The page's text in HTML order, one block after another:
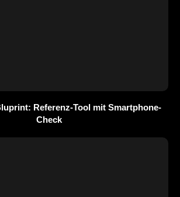
Referenz-Tool mit Smartphone-
Check